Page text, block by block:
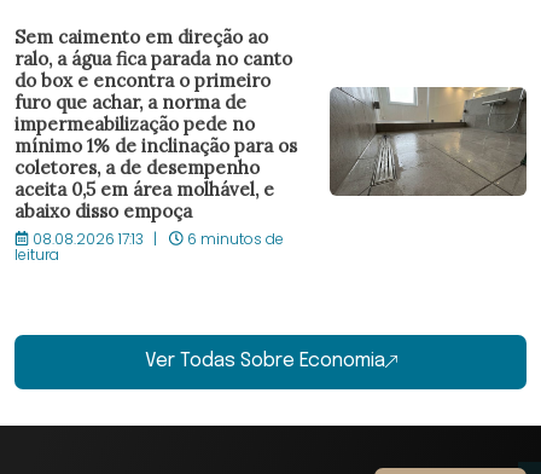
Sem caimento em direção ao
ralo, a água fica parada no canto
do box e encontra o primeiro
furo que achar, a norma de
impermeabilização pede no
mínimo 1% de inclinação para os
coletores, a de desempenho
aceita 0,5 em área molhável, e
abaixo disso empoça
08.08.2026 17:13 6 minutos de
leitura
Ver Todas Sobre Economia